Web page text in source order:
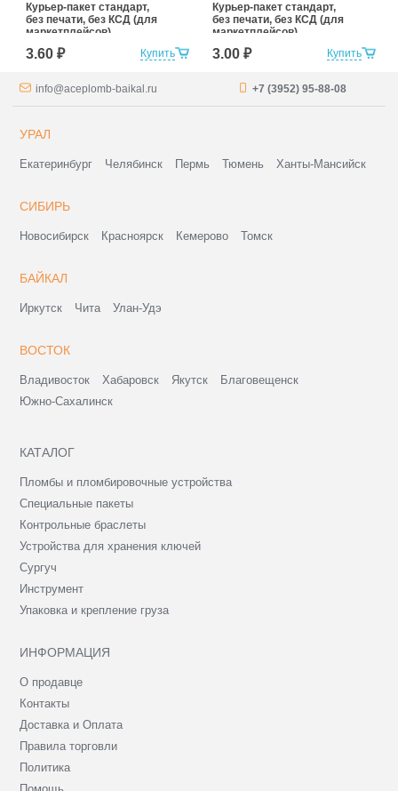
Купить
Курьер-пакет стандарт,
без печати, без КСД (для
маркетплейсов)
120x400+45к/5
3.60 ₽ Купить
Курьер-пакет стандарт,
без печати, без КСД (для
маркетплейсов)
150x220+30к/5
3.00 ₽
info@aceplomb-baikal.ru +7 (3952) 95-88-08
УРАЛ
Екатеринбург Челябинск Пермь Тюмень Ханты-Мансийск
СИБИРЬ
Новосибирск Красноярск Кемерово Томск
БАЙКАЛ
Иркутск Чита Улан-Удэ
ВОСТОК
Владивосток Хабаровск Якутск
Благовещенск
Южно-Сахалинск
КАТАЛОГ
Пломбы и пломбировочные устройства
Специальные пакеты
Контрольные браслеты
Устройства для хранения ключей
Сургуч
Инструмент
Упаковка и крепление груза
ИНФОРМАЦИЯ
О продавце
Контакты
Доставка и Оплата
Правила торговли
Политика